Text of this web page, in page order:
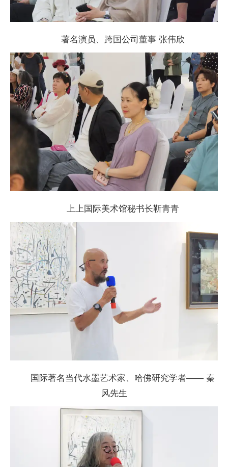
著名演员、跨国公司董事 张伟欣
上上国际美术馆秘书长靳青青
国际著名当代水墨艺术家、哈佛研究学者—— 秦
风先生